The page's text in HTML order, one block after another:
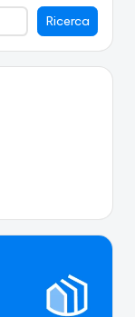
Ricerca